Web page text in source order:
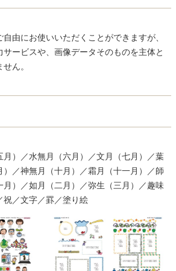
由にお使いいただくことができますが、
ービスや、画像データそのものを主体と
ん。
）／水無月（六月）／文月（七月）／葉
）／神無月（十月）／霜月（十一月）／師
）／如月（二月）／弥生（三月）／趣味
祝／文字／罫／塗り絵